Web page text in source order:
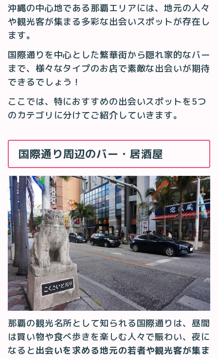
沖縄の中心地である那覇エリアには、地元の人々
や観光客が集まる多彩な出会いスポットが存在し
ます。
国際通りを中心とした繁華街から隠れ家的なバー
まで、様々なタイプのお店で素敵な出会いが期待
できるでしょう！
ここでは、特におすすめの出会いスポットを5つ
のカテゴリに分けてご紹介していきます。
国際通り周辺のバー・居酒屋
那覇の観光名所として知られる国際通りは、昼間
は買い物や食べ歩きを楽しむ人々で賑わい、夜に
なると出会いを求める地元の若者や観光客が集ま